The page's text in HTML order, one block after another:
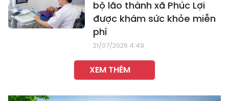
bộ lão thành xã Phúc Lợi
được khám sức khỏe miễn
phí
21/07/2026 4:49
XEM THÊM